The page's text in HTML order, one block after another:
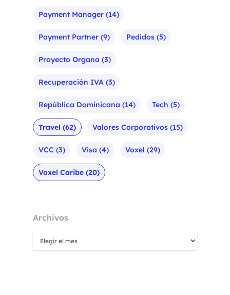
Payment Manager (14)
Payment Partner (9) Pedidos (5)
Proyecto Organa (3)
Recuperación IVA (3)
República Dominicana (14) Tech (5)
Travel (62) Valores Corporativos (15)
VCC (3) Visa (4) Voxel (29)
Voxel Caribe (20)
Archivos